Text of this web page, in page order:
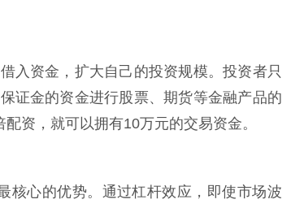
入资金，扩大自己的投资规模。投资者只
证金的资金进行股票、期货等金融产品的
资，就可以拥有10万元的交易资金。
核心的优势。通过杠杆效应，即使市场波